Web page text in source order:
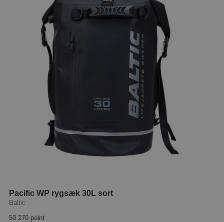
Pacific WP rygsæk 30L sort
Baltic
50 270 point